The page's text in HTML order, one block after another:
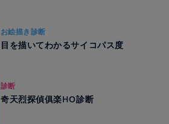
お絵描き診断
目を描いてわかるサイコパス度
診断
奇天烈探偵俱楽HO診断